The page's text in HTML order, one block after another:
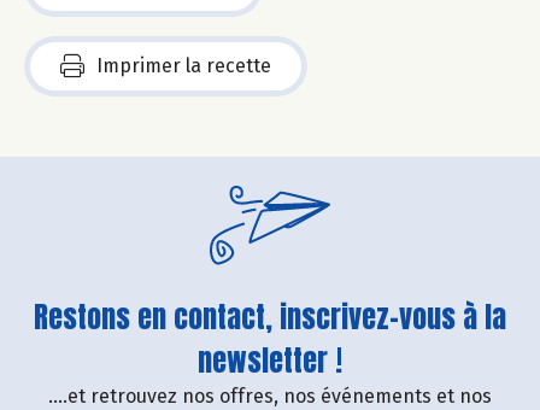
Imprimer la recette
Restons en contact, inscrivez-vous à la
newsletter !
....et retrouvez nos offres, nos événements et nos